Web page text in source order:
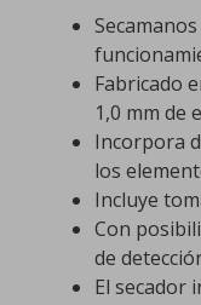
Fabricado
1,0 mm de
Incorpora
los
Incluye
Con
de
El secador